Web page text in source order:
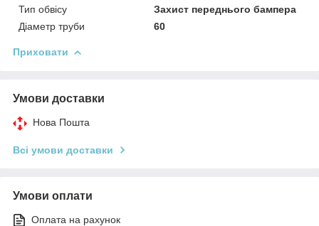
Тип обвісу
Захист переднього бампера
Діаметр труби
60
Приховати
Умови доставки
Нова Пошта
Всі умови доставки
Умови оплати
Оплата на рахунок